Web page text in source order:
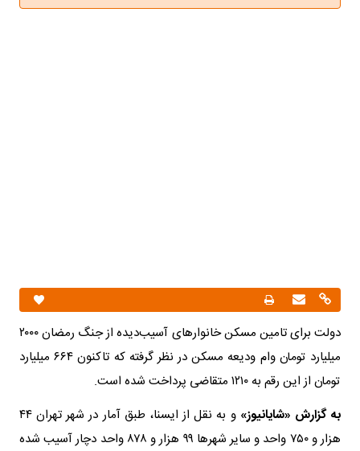
دولت برای تامین مسکن خانوارهای آسیب‌دیده از جنگ رمضان ۲۰۰۰
میلیارد تومان وام ودیعه مسکن در نظر گرفته که تاکنون ۶۶۴ میلیارد
تومان از این رقم به ۱۲۱۰ متقاضی پرداخت شده است.
به گزارش «شایانیوز»
و به نقل از ایسنا، طبق آمار در شهر تهران ۴۴
هزار و ۷۵۰ واحد و سایر شهرها ۹۹ هزار و ۸۷۸ واحد دچار آسیب شده